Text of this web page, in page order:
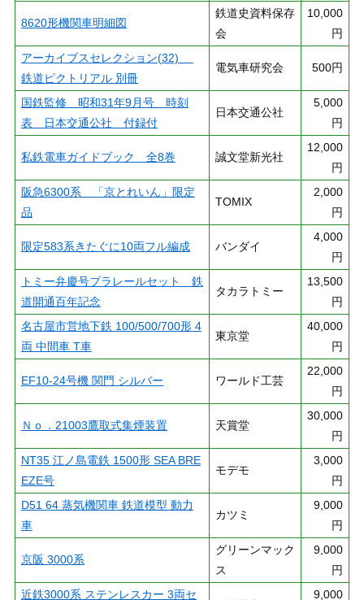
8620形機関車明細図
鉄道史資料保存
会
10,000
円
アーカイブスセレクション(32)
鉄道ピクトリアル 別冊
電気車研究会 500円
国鉄監修 昭和31年9月号 時刻
表 日本交通公社 付録付
日本交通公社
5,000
円
私鉄電車ガイドブック 全8巻 誠文堂新光社
12,000
円
阪急6300系 「京とれいん」限定
品
TOMIX
2,000
円
限定583系きたぐに10両フル編成 バンダイ
4,000
円
トミー弁慶号プラレールセット 鉄
道開通百年記念
タカラトミー
13,500
円
名古屋市営地下鉄 100/500/700形 4
両 中間車 T車
東京堂
40,000
円
EF10-24号機 関門 シルバー ワールド工芸
22,000
円
Ｎｏ．21003鷹取式集煙装置 天賞堂
30,000
円
NT35 江ノ島電鉄 1500形 SEA BRE
EZE号
モデモ
3,000
円
D51 64 蒸気機関車 鉄道模型 動力
車
カツミ
9,000
円
京阪 3000系
グリーンマック
ス
9,000
円
近鉄3000系 ステンレスカー 3両セ
9,000